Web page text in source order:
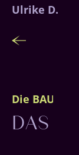
Dieter G.
Ulrike D.
Die
DAS